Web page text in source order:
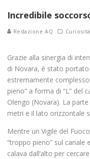
Incredibile
Redazione AQ Curiosità
Grazie alla sinergia di
di Novara, è stato
estremamente
pieno” a forma di “L” del
Olengo (Novara). La
metri e il lato orizzontale
Mentre un Vigile del
“troppo pieno” sul
calava dall’alto per